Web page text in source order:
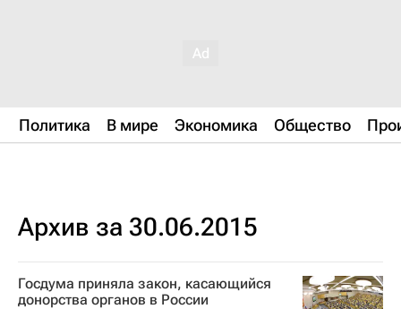
Политика В мире Экономика Общество
Архив за 30.06.2015
Госдума приняла закон, касающийся
донорства органов в России